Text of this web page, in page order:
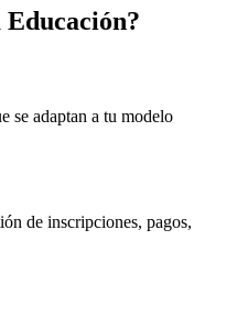
se adaptan a tu modelo
de inscripciones, pagos,